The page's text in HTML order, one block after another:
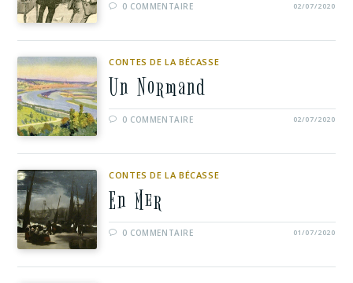
0 COMMENTAIRE 02/07/2020
CONTES DE LA BÉCASSE
Un Normand
0 COMMENTAIRE 02/07/2020
CONTES DE LA BÉCASSE
En Mer
0 COMMENTAIRE 01/07/2020